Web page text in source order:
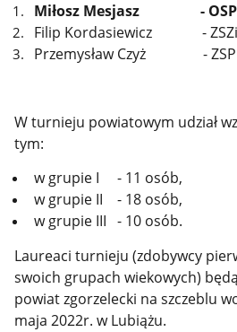
Miłosz Mesjasz - OSP
Filip Kordasiewicz -
Przemysław Czyż - ZSP
W turnieju powiatowym udział
tym:
w grupie I - 11 osób,
w grupie II - 18 osób,
w grupie III - 10 osób.
Laureaci turnieju (zdobywcy
swoich grupach wiekowych)
powiat zgorzelecki na szczeblu
maja 2022r. w Lubiążu.